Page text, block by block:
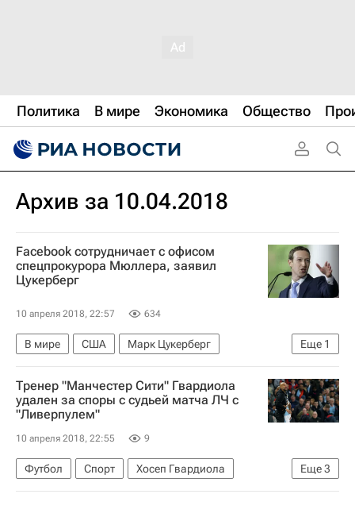
Политика В мире Экономика Общество
Архив за 10.04.2018
Facebook сотрудничает с офисом
спецпрокурора Мюллера, заявил
Цукерберг
10 апреля 2018, 22:57 634
Еще 1
В мире США
Марк Цукерберг
Facebook
Тренер "Манчестер Сити" Гвардиола
удален за споры с судьей матча ЛЧ с
"Ливерпулем"
10 апреля 2018, 22:55 9
Еще3
Футбол Спорт
Хосеп Гвардиола
Лига чемпионов УЕФА 2026-2027